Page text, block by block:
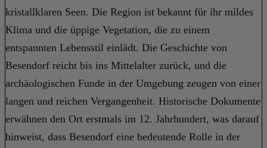
kristallklaren Seen. Die Region ist bekannt für ihr mildes
Klima und die üppige Vegetation, die zu einem
entspannten Lebensstil einlädt. Die Geschichte von
Besendorf reicht bis ins Mittelalter zurück, und die
archäologischen Funde in der Umgebung zeugen von einer
langen und reichen Vergangenheit. Historische Dokumente
erwähnen den Ort erstmals im 12. Jahrhundert, was darauf
hinweist, dass Besendorf eine bedeutende Rolle in der